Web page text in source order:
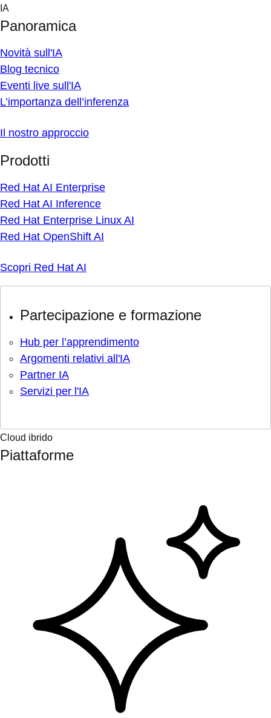
Skip
content
IA
Panoramica
Novità sull'IA
Blog tecnico
Eventi live sull'IA
L’importanza dell’inferenza
Il nostro approccio
Prodotti
Red Hat AI Enterprise
Red Hat AI Inference
Red Hat Enterprise Linux AI
Red Hat OpenShift AI
Scopri Red Hat AI
Partecipazione e formazione
Hub per l’apprendimento
Argomenti relativi all'IA
Partner IA
Servizi per l'IA
Cloud ibrido
Piattaforme